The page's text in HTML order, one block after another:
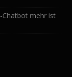
Chatbot mehr ist